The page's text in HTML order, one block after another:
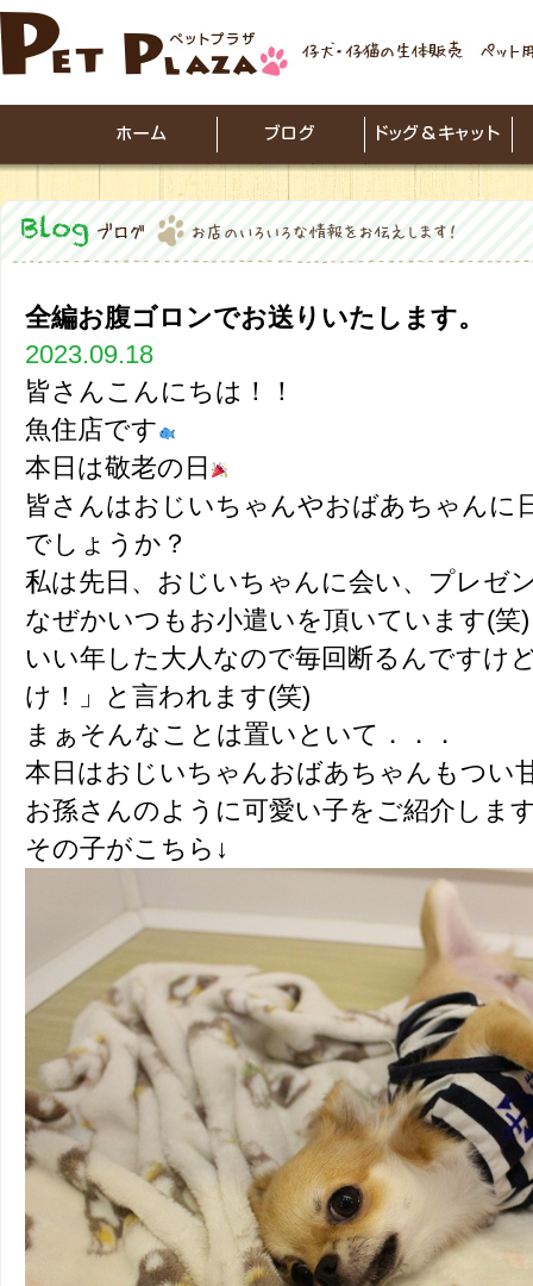
全編お腹ゴロンでお送りいたします。
2023.09.18
皆さんこんにちは！！
魚住店です
本日は敬老の日
皆さんはおじいちゃんやおばあちゃんに
でしょうか？
私は先日、おじいちゃんに会い、プレゼ
なぜかいつもお小遣いを頂いています(笑)
いい年した大人なので毎回断るんですけ
け！」と言われます(笑)
まぁそんなことは置いといて．．．
本日はおじいちゃんおばあちゃんもつい
お孫さんのように可愛い子をご紹介しま
その子がこちら↓